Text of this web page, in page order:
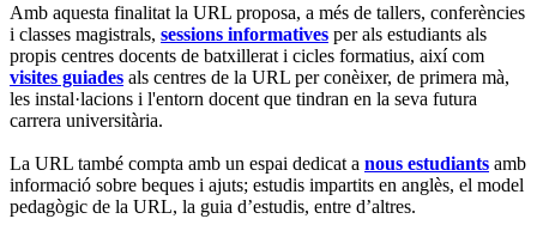
Amb aquesta finalitat la URL proposa, a més de tallers, conferències
i classes magistrals, sessions informatives per als estudiants als
propis centres docents de batxillerat i cicles formatius, així com
visites guiades als centres de la URL per conèixer, de primera mà,
les instal·lacions i l'entorn docent que tindran en la seva futura
carrera universitària.
La URL també compta amb un espai dedicat a nous estudiants amb
informació sobre beques i ajuts; estudis impartits en anglès, el model
pedagògic de la URL, la guia d’estudis, entre d’altres.